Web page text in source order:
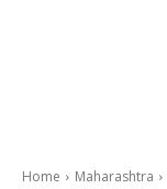
Home Maharashtra